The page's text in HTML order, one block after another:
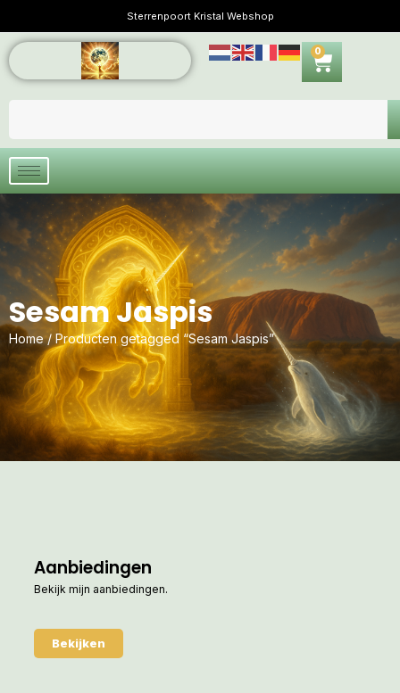
Sterrenpoort Kristal Webshop
0
Sesam Jaspis
Home/ Producten getagged “Sesam Jaspis”
Aanbiedingen
Bekijk mijn aanbiedingen.
Bekijken